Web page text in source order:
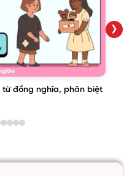
đồng nghĩa, phân biệt
❯